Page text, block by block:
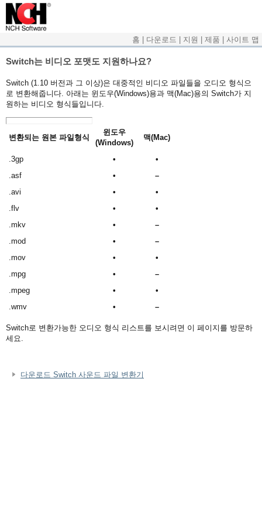
홈 다운로드 지원 제품 사이트 맵
Switch는 비디오 포맷도 지원하나요?
Switch (1.10 버전과 그 이상)은 대중적인 비디오 파일들을 오디오 형식으
로 변환해줍니다. 아래는 윈도우(Windows)용과 맥(Mac)용의 Switch가 지
원하는 비디오 형식들입니다.
변환되는 원본 파일형식
윈도우
(Windows)
맥(Mac)
.3gp •
•
.asf
•
–
.avi
•
•
.flv
•
•
.mkv
•
–
.mod
•
–
.mov
•
•
.mpg
•
–
.mpeg
•
•
.wmv
• –
Switch로 변환가능한 오디오 형식 리스트를 보시려면 이 페이지를 방문하
세요.
다운로드 Switch 사운드 파일 변환기